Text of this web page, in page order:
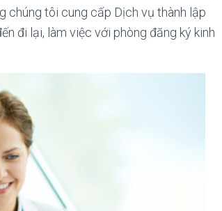
chúng tôi cung cấp Dịch vụ thành lập
đi lại, làm việc với phòng đăng ký kinh